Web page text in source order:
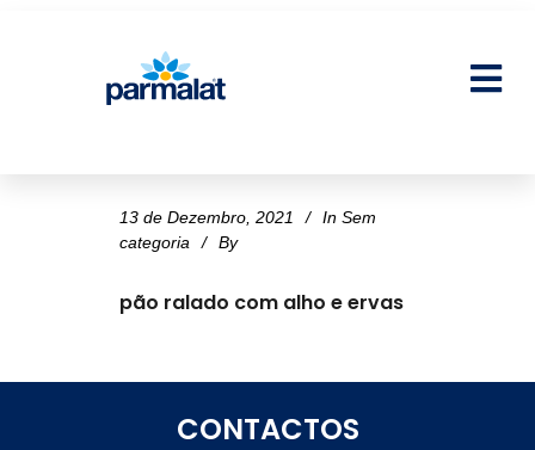
13 de Dezembro, 2021 In Sem
categoria
By
pão ralado com alho e ervas
CONTACTOS